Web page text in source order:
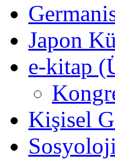
Japon
e-kitap
Kişisel